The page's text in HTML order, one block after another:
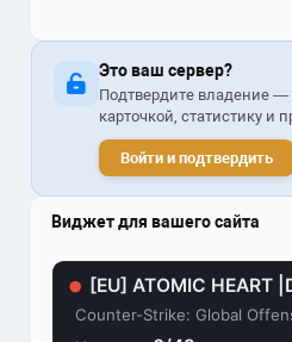
Это ваш сервер?
Подтвердите владение —
карточкой, статистику и
Войти и подтвердить
Виджет для вашего сайта